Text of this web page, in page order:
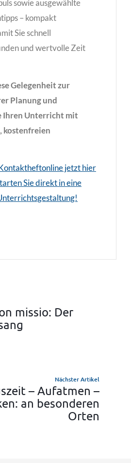
sowie ausgewählte
– kompakt
Sie schnell
und wertvolle Zeit
Gelegenheit zur
Planung und
Ihren Unterricht mit
kostenfreien
jetzt hier
Sie direkt in eine
missio: Der
Nächster Artikel
– Aufatmen –
an besonderen
Orten